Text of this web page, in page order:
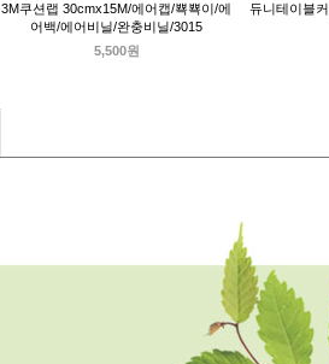
3M쿠션랩 30cmx15M/에어캡/뾱뾱이/에
어백/에어비닐/완충비닐/3015
5,500원
듀니테이블